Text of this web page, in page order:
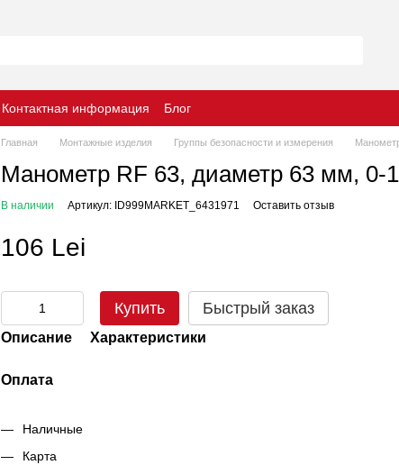
Контактная информация Блог
Главная Монтажные изделия Группы безопасности и измерения
Манометр RF 63, диаметр 63 мм, 0-
В наличии Артикул: ID999MARKET_6431971 Оставить отзыв
106 Lei
Купить Быстрый заказ
Описание Характеристики
Оплата
Наличные
Карта